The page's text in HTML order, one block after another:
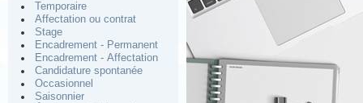
Temporaire
Affectation ou contrat
Stage
Encadrement - Permanent
Encadrement - Affectation
Candidature spontanée
Occasionnel
Saisonnier